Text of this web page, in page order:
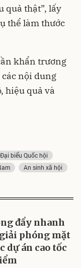
quả thật”, lấy
thể làm thước
khẩn trương
nội dung
hiệu quả và
biểu Quốc hội
An sinh xã hội
đẩy nhanh
phóng mặt
dự án cao tốc